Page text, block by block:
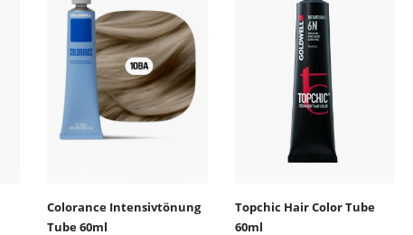
Colorance Intensivtönung
Tube 60ml
Topchic Hair Color Tube
60ml